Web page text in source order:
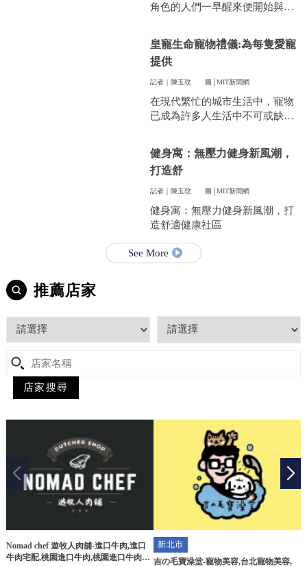
角色的人們一早醒來便開始與時
皇寵生命寵物禮儀:為每隻愛寵
提供
記者｜陳玉玟 圖│MIT新聞網
在現代繁忙的城市生活中，寵物
已成為許多人生活中不可或缺的
藉。當愛寵的生命走到盡頭時，
飼主們往往陷入深深的悲傷，而
如何讓他們走得體面、安心，成
的訴求。
健身寓：無壓力健身新風潮，
打造舒
記者｜陳玉玟 圖│MIT新聞網
健身寓：無壓力健身新風潮，打
造舒適健康社區
See More
推薦店家
Nomad chef 遊牧人肉舖-進口牛肉,進口
牛肉宅配,桃園進口牛肉,桃園進口牛肉宅
新北市
吉の毛寶澡堂-寵物美容,台北寵物美容,